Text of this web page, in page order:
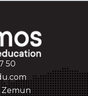
50
Zemun